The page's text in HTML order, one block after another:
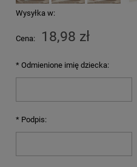
Wysyłka w:
Cena: 18,98 zł
* Odmienione imię dziecka:
* Podpis: